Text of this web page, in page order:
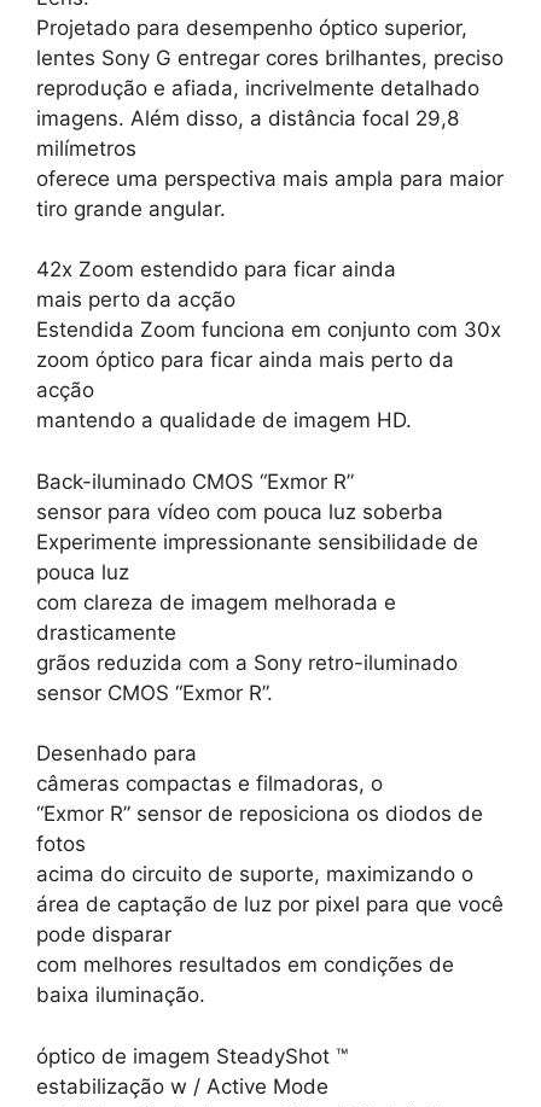
Projetado para desempenho óptico superior,
lentes Sony G entregar cores brilhantes, preciso
reprodução e afiada, incrivelmente detalhado
imagens. Além disso, a distância focal 29,8
milímetros
oferece uma perspectiva mais ampla para maior
tiro grande angular.
42x Zoom estendido para ficar ainda
mais perto da acção
Estendida Zoom funciona em conjunto com 30x
zoom óptico para ficar ainda mais perto da
acção
mantendo a qualidade de imagem HD.
Back-iluminado CMOS “Exmor R”
sensor para vídeo com pouca luz soberba
Experimente impressionante sensibilidade de
pouca luz
com clareza de imagem melhorada e
drasticamente
grãos reduzida com a Sony retro-iluminado
sensor CMOS “Exmor R”.
Desenhado para
câmeras compactas e filmadoras, o
“Exmor R” sensor de reposiciona os diodos de
fotos
acima do circuito de suporte, maximizando o
área de captação de luz por pixel para que você
pode disparar
com melhores resultados em condições de
baixa iluminação.
óptico de imagem SteadyShot ™
estabilização w / Active Mode